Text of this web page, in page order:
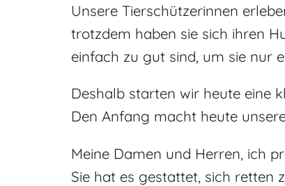
Unsere Tierschützerinnen
trotzdem haben sie sich ihren
einfach zu gut sind, um sie nur
Deshalb starten wir heute eine
Den Anfang macht heute
Meine Damen und Herren, ich
Sie hat es gestattet, sich retten